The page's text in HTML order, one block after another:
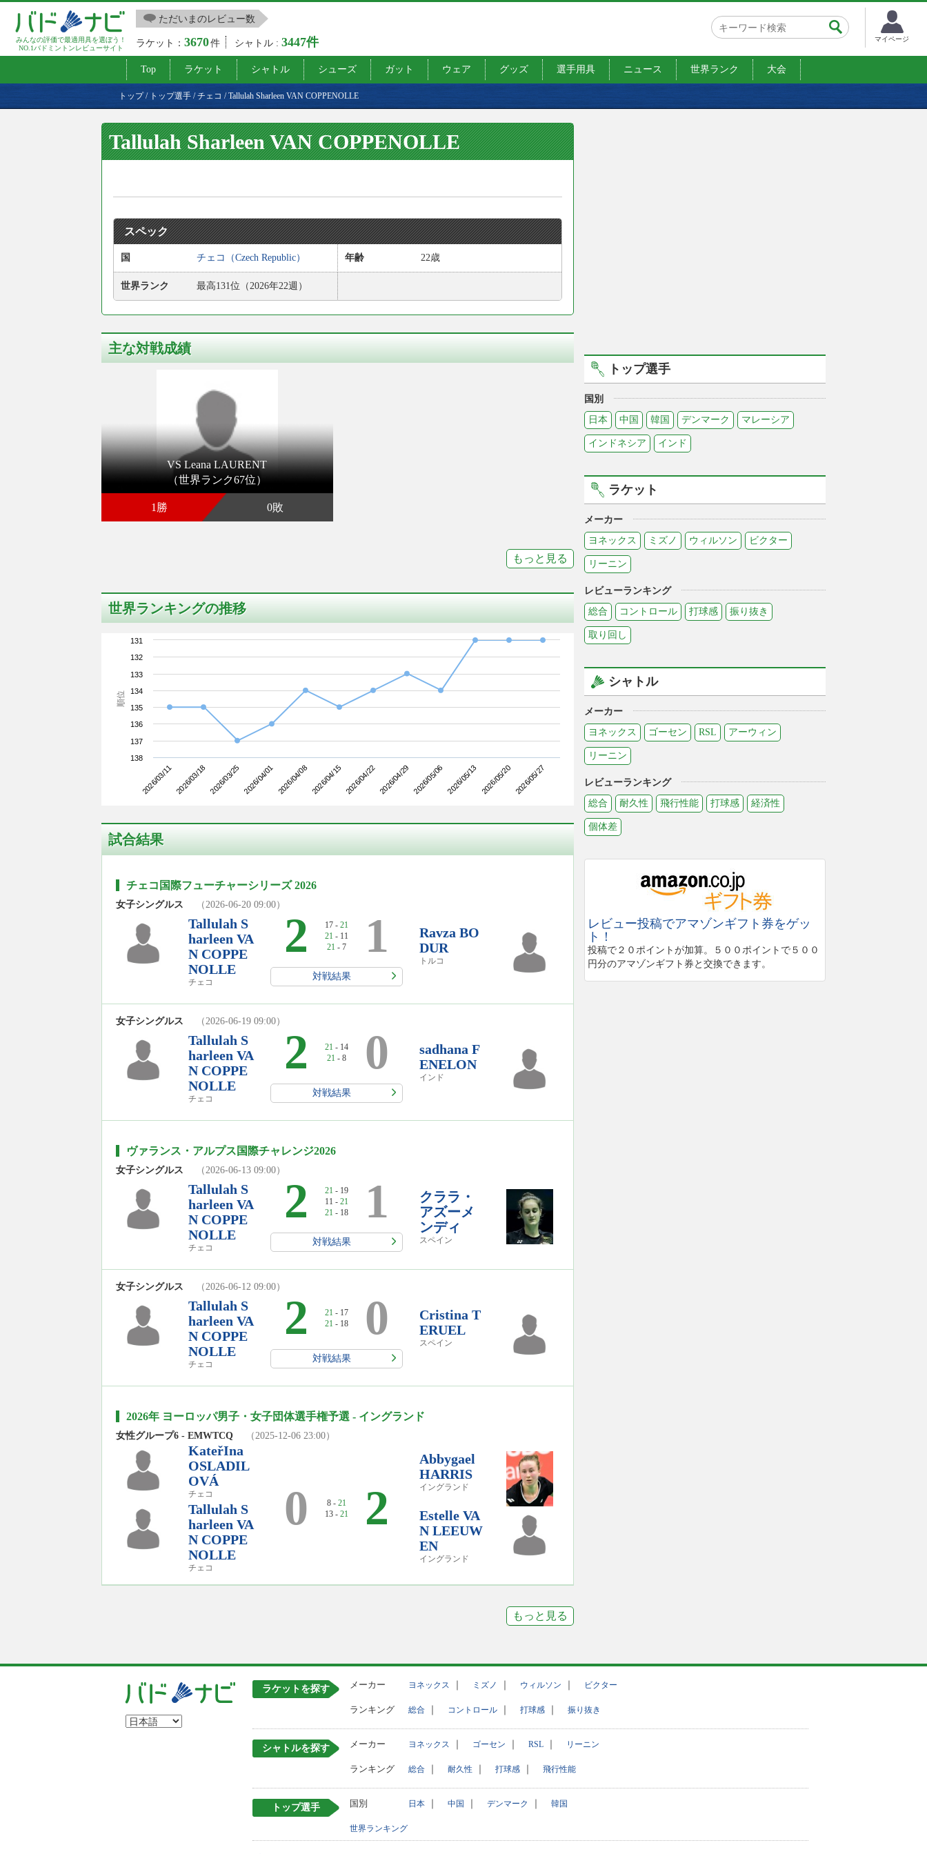
みんなの評価で最適用具を選ぼう！
NO.1バドミントンレビューサイト
ただいまのレビュー数
ラケット：3670件 シャトル :3447件 マイページ
Top ラケット シャトル シューズ ガット ウェア グッズ 選手用具 ニュース 世界ランク 大会
トップ/ トップ選手 /チェコ /Tallulah Sharleen VAN COPPENOLLE
Tallulah Sharleen VAN COPPENOLLE
スペック
国 チェコ（Czech Republic） 年齢 22歳
世界ランク 最高131位（2026年22週）
主な対戦成績
VS Leana LAURENT
（世界ランク67位）
1勝 0敗
もっと見る
世界ランキングの推移
順位
2026/03/11 2026/03/18 2026/03/25 2026/04/01 2026/04/08 2026/04/15 2026/04/22 2026/04/29 2026/05/06 2026/05/13 2026/05/20 2026/05/27
131
132
133
134
135
136
137
138
試合結果
チェコ国際フューチャーシリーズ 2026
女子シングルス （2026-06-20 09:00）
Tallulah S
harleen VA
N COPPE
NOLLE
チェコ
2 17 - 21
21 - 11
21 - 7 1
対戦結果
Ravza BO
DUR
トルコ
女子シングルス （2026-06-19 09:00）
Tallulah S
harleen VA
N COPPE
NOLLE
チェコ
2 21 - 14
21 - 8 0
対戦結果
sadhana F
ENELON
インド
ヴァランス・アルプス国際チャレンジ2026
女子シングルス （2026-06-13 09:00）
Tallulah S
harleen VA
N COPPE
NOLLE
チェコ
2 21 - 19
11 - 21
21 - 18 1
対戦結果
クララ・
アズーメ
ンディ
スペイン
女子シングルス （2026-06-12 09:00）
Tallulah S
harleen VA
N COPPE
NOLLE
チェコ
2 21 - 17
21 - 18 0
対戦結果
Cristina T
ERUEL
スペイン
2026年 ヨーロッパ男子・女子団体選手権予選 - イングランド
女性グループ6 - EMWTCQ （2025-12-06 23:00）
KateřIna
OSLADIL
OVÁ
チェコ
Tallulah S
harleen VA
N COPPE
NOLLE
チェコ
0 8 - 21
13 - 21 2
Abbygael
HARRIS
イングランド
Estelle VA
N LEEUW
EN
イングランド
もっと見る
トップ選手
国別
日本
中国 韓国 デンマーク マレーシア
インドネシア インド
ラケット
メーカー
ヨネックス
ミズノ ウィルソン ビクター
リーニン
レビューランキング
総合
コントロール 打球感 振り抜き
取り回し
シャトル
メーカー
ヨネックス
ゴーセン RSL アーウィン
リーニン
レビューランキング
総合
耐久性 飛行性能 打球感 経済性
個体差
レビュー投稿でアマゾンギフト券をゲッ
ト！
投稿で２０ポイントが加算。５００ポイントで５００
円分のアマゾンギフト券と交換できます。
ラケットを探す メーカー ヨネックス ｜ ミズノ ｜ ウィルソン ｜ ビクター
ランキング 総合 ｜ コントロール ｜ 打球感 ｜ 振り抜き
シャトルを探す メーカー ヨネックス ｜ ゴーセン ｜ RSL ｜ リーニン
ランキング 総合 ｜ 耐久性 ｜ 打球感 ｜ 飛行性能
トップ選手 国別 日本 ｜ 中国 ｜ デンマーク ｜ 韓国
世界ランキング